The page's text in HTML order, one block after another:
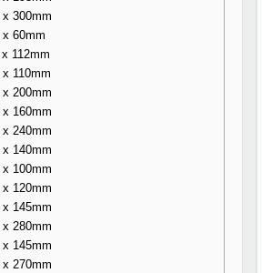
300mm
x 60mm
112mm
110mm
200mm
160mm
240mm
140mm
100mm
120mm
145mm
280mm
145mm
270mm